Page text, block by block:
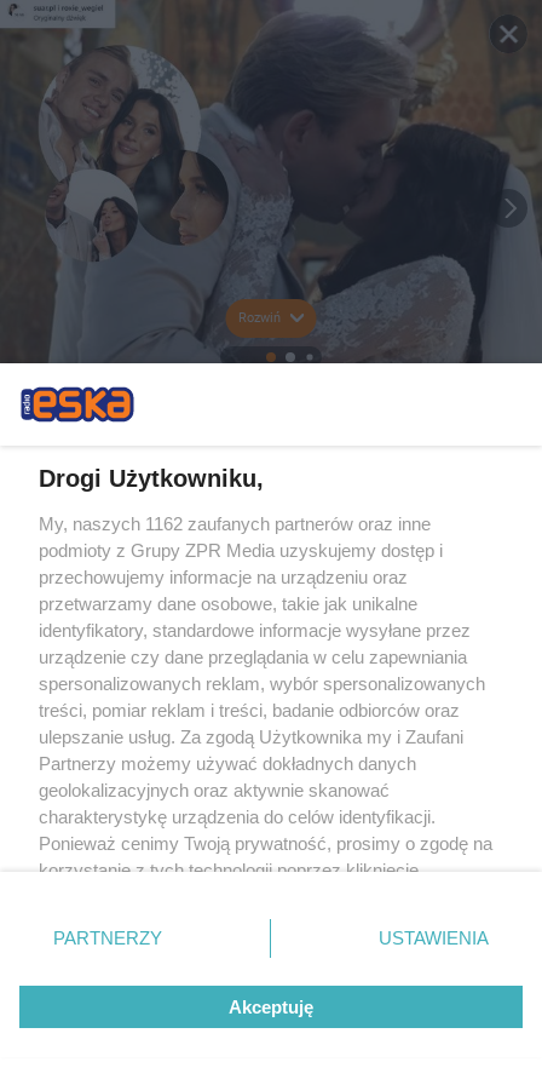
Rozwiń
Drogi Użytkowniku,
My, naszych 1162 zaufanych partnerów oraz inne
podmioty z Grupy ZPR Media uzyskujemy dostęp i
przechowujemy informacje na urządzeniu oraz
przetwarzamy dane osobowe, takie jak unikalne
identyfikatory, standardowe informacje wysyłane przez
urządzenie czy dane przeglądania w celu zapewniania
spersonalizowanych reklam, wybór spersonalizowanych
treści, pomiar reklam i treści, badanie odbiorców oraz
ulepszanie usług. Za zgodą Użytkownika my i Zaufani
Partnerzy możemy używać dokładnych danych
geolokalizacyjnych oraz aktywnie skanować
charakterystykę urządzenia do celów identyfikacji.
Ponieważ cenimy Twoją prywatność, prosimy o zgodę na
korzystanie z tych technologii poprzez kliknięcie
zmienić/wycofać klikając przycisk ustawień prywatności
znajdujący się w lewym dolnym rogu strony
rodzaje przetwarzania danych nie wymagają zgody
użytkownika, ale masz prawo sprzeciwić się takiemu
przetwarzaniu. Preferencje będą miały zastosowanie tylko
PARTNERZY USTAWIENIA
Akceptuję